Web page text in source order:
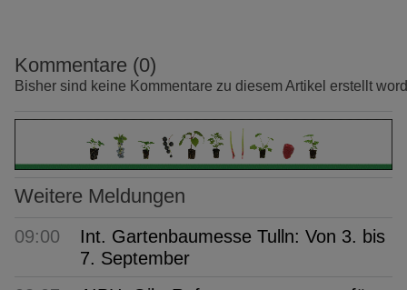
Kommentare (0)
Bisher sind keine Kommentare zu diesem Artikel erstellt
Weitere Meldungen
09:00
Int. Gartenbaumesse Tulln: Von 3. bis
7. September